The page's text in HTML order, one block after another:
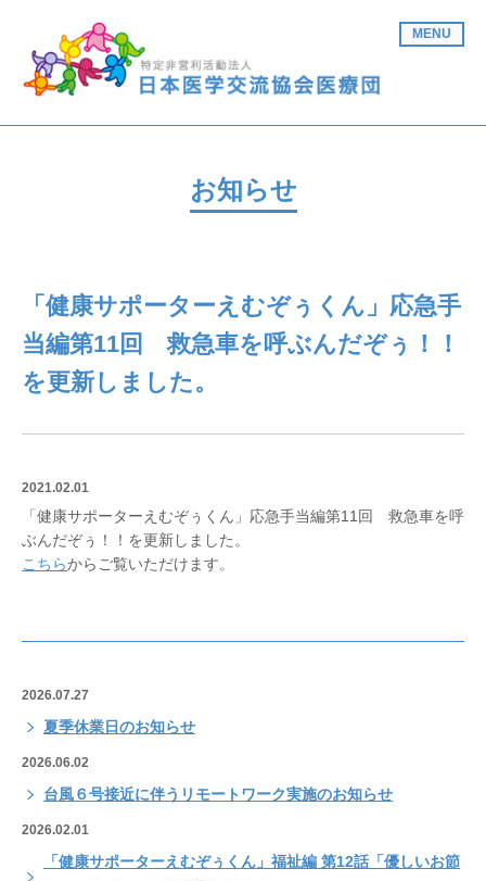
MENU
お知らせ
「健康サポーターえむぞぅくん」応急手
当編第11回 救急車を呼ぶんだぞぅ！！
を更新しました。
2021.02.01
「健康サポーターえむぞぅくん」応急手当編第11回 救急車を呼
ぶんだぞぅ！！を更新しました。
こちらからご覧いただけます。
2026.07.27
夏季休業日のお知らせ
2026.06.02
台風６号接近に伴うリモートワーク実施のお知らせ
2026.02.01
「健康サポーターえむぞぅくん」福祉編 第12話「優しいお節